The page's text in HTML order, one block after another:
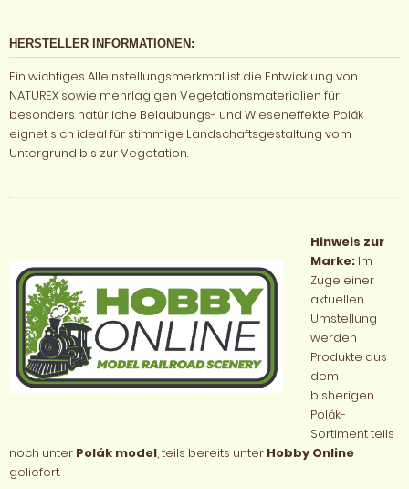
HERSTELLER INFORMATIONEN:
Ein wichtiges Alleinstellungsmerkmal ist die Entwicklung von
NATUREX sowie mehrlagigen Vegetationsmaterialien für
besonders natürliche Belaubungs- und Wieseneffekte. Polák
eignet sich ideal für stimmige Landschaftsgestaltung vom
Untergrund bis zur Vegetation.
Hinweis zur
Marke: Im
Zuge einer
aktuellen
Umstellung
werden
Produkte aus
dem
bisherigen
Polák-
Sortiment teils
noch unter Polák model, teils bereits unter Hobby Online
geliefert.